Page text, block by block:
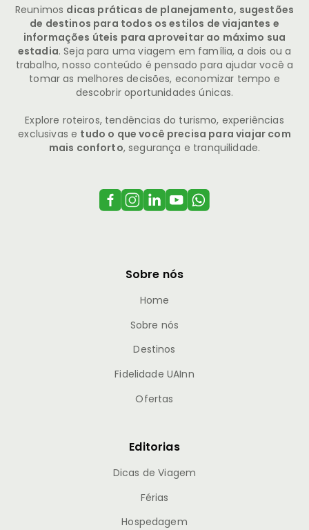
Reunimos dicas práticas de planejamento, sugestões
de destinos para todos os estilos de viajantes e
informações úteis para aproveitar ao máximo sua
estadia. Seja para uma viagem em família, a dois ou a
trabalho, nosso conteúdo é pensado para ajudar você a
tomar as melhores decisões, economizar tempo e
descobrir oportunidades únicas.
Explore roteiros, tendências do turismo, experiências
exclusivas e tudo o que você precisa para viajar com
mais conforto, segurança e tranquilidade.
Sobre nós
Home
Sobre nós
Destinos
Fidelidade UAInn
Ofertas
Editorias
Dicas de Viagem
Férias
Hospedagem